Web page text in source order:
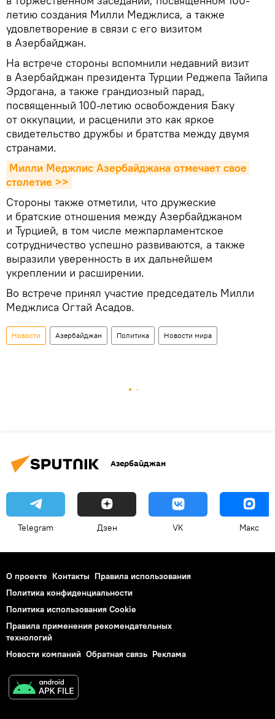
летию создания Милли Меджлиса, а также
удовлетворение в связи с его визитом
в Азербайджан.
На встрече стороны вспомнили недавний визит
в Азербайджан президента Турции Реджепа Тайипа
Эрдогана, а также грандиозный парад,
посвященный 100-летию освобождения Баку
от оккупации, и расценили это как яркое
свидетельство дружбы и братства между двумя
странами.
Милли Меджлис Азербайджана отмечает свое
столетие >>
Стороны также отметили, что дружеские
и братские отношения между Азербайджаном
и Турцией, в том числе межпарламентское
сотрудничество успешно развиваются, а также
выразили уверенность в их дальнейшем
укреплении и расширении.
Во встрече принял участие председатель Милли
Меджлиса Огтай Асадов.
Новости Азербайджан Политика Новости мира
Азербайджан
Telegram Дзен VK Макс
О проекте Контакты Правила использования
Политика конфиденциальности
Политика использования Cookie
Правила применения рекомендательных
технологий
Новости компаний Обратная связь Реклама